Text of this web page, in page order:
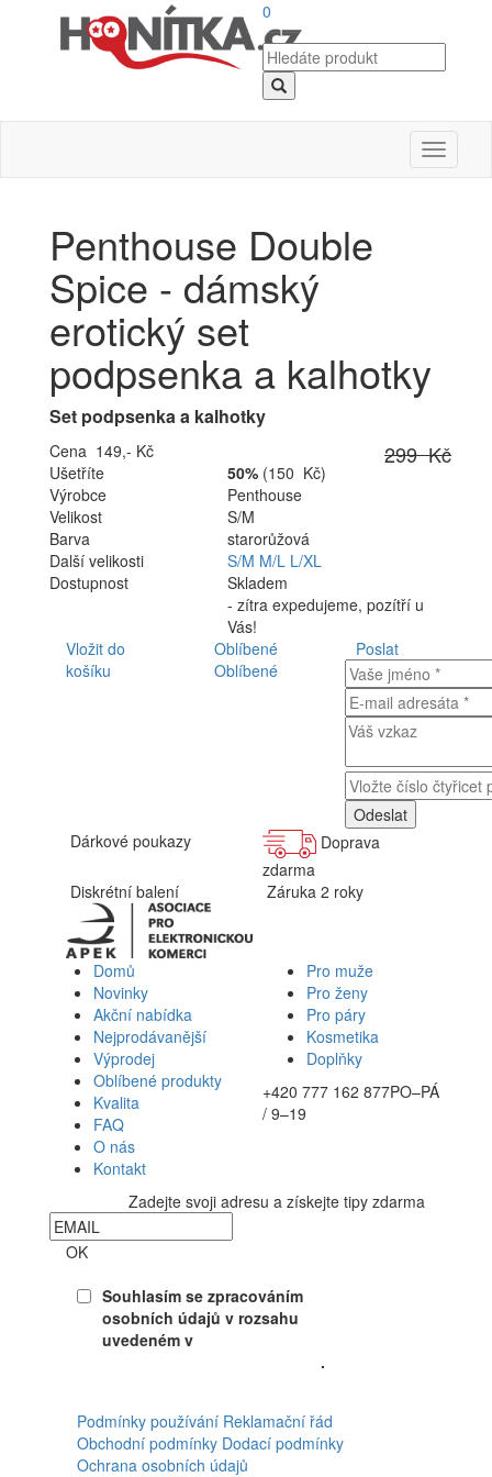
0
Toggle
Penthouse Double
Spice - dámský
erotický set
podpsenka a kalhotky
Set podpsenka a kalhotky
299 Kč
Cena 149,- Kč
Ušetříte
50%(150 Kč)
Výrobce
Penthouse
Velikost
S/M
Barva
starorůžová
Další velikosti
S/M M/L L/XL
Dostupnost
Skladem
- zítra expedujeme, pozítří u
Vás!
Vložit do
košíku
Oblíbené
Oblíbené
Poslat
Dárkové poukazy
Doprava
zdarma
Diskrétní balení
Záruka 2 roky
Domů
Novinky
Akční nabídka
Nejprodávanější
Výprodej
Oblíbené produkty
Kvalita
FAQ
O nás
Kontakt
Pro muže
Pro ženy
Pro páry
Kosmetika
Doplňky
+420 777 162 877PO–PÁ
/ 9–19
Zadejte svoji adresu a získejte tipy zdarma
OK
Souhlasím se zpracováním
osobních údajů v rozsahu
uvedeném v
.
Podmínky používání Reklamační řád
Obchodní podmínky Dodací podmínky
Ochrana osobních údajů